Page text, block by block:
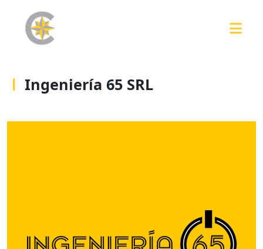
Ingeniería 65 SRL